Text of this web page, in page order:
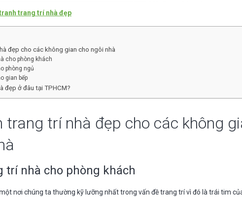
trang trí nhà đẹp
đẹp cho các không gian cho ngôi nhà
cho phòng khách
phòng ngủ
gian bếp
đẹp ở đâu tại TPHCM?
trang trí nhà đẹp cho các không
trí nhà cho phòng khách
nơi chúng ta thường kỹ lưỡng nhất trong vấn đề trang trí vì đó là trái tim